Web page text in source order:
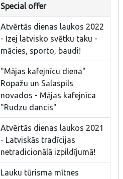
Special offer
Atvērtās dienas laukos 2022
- Izej latvisko svētku taku -
mācies, sporto, baudi!
"Mājas kafejnīcu diena"
Ropažu un Salaspils
novados - Mājas kafejnīca
"Rudzu dancis"
Atvērtās dienas laukos 2021
- Latviskās tradīcijas
netradicionālā izpildījumā!
Lauku tūrisma mītnes